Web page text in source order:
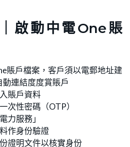
啟動中電One賬
賬戶檔案，客戶須以電郵地址建
連結度度賞賬戶
賬戶資料
次性密碼（OTP）
力服務」
作身份驗證
證明文件以核實身份